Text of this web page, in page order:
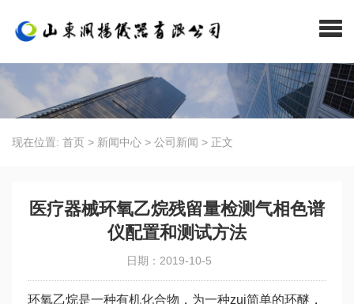
现在位置: 首页 > 新闻中心 > 公司新闻 > 正文
医疗器械环氧乙烷残留量检测气相色谱
仪配置和测试方法
日期：2019-10-5
环氧乙烷是一种有机化合物，为一种zui简单的环醚，